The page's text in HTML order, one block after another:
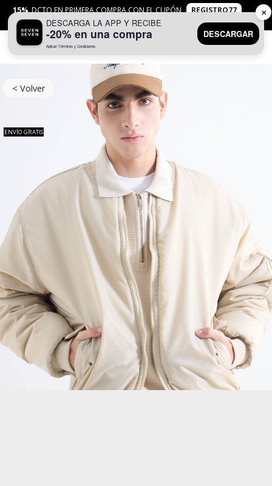
15% DCTO EN PRIMERA COMPRA CON EL CUPÓN
REGISTRO77
APLICANTYC
< Volver
ENVÍO GRATIS
DESCARGA LA APP Y RECIBE
-20% en una compra
Aplican Términos y Condiciones
DESCARGAR
✕